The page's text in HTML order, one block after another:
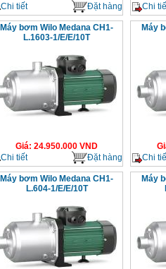
Chi tiết
Đặt hàng
Chi
Máy bơm Wilo Medana CH1-
L.1603-1/E/E/10T
Giá: 24.950.000 VND
Chi tiết
Đặt hàng
Máy
Chi
Máy bơm Wilo Medana CH1-
L.604-1/E/E/10T
Máy